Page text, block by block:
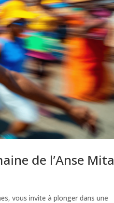
de l’Anse
vous invite à plonger dans une